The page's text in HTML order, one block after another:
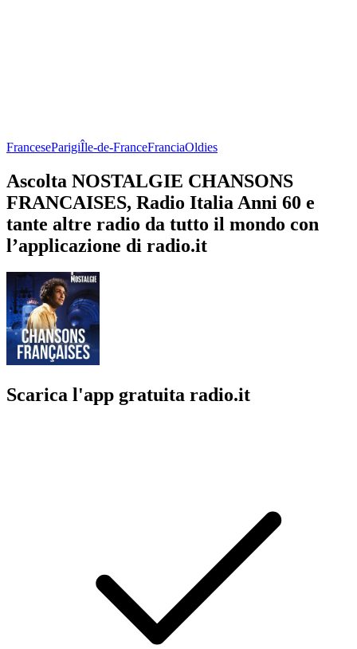
FranceseParigiÎle-de-FranceFranciaOldies
Ascolta NOSTALGIE CHANSONS
FRANCAISES, Radio Italia Anni 60 e
tante altre radio da tutto il mondo con
l’applicazione di radio.it
Scarica l'app gratuita radio.it